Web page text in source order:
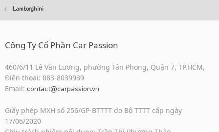
Lamborghini
Công Ty Cổ Phần Car Passion
460/6/11 Lê Văn Lương, phường Tân Phong, Quận 7, TP.HCM,
Điện thoại: 083-8039939
Email: contact@carpassion.vn
Giấy phép MXH số 256/GP-BTTTT do Bộ TTTT cấp ngày
17/06/2020